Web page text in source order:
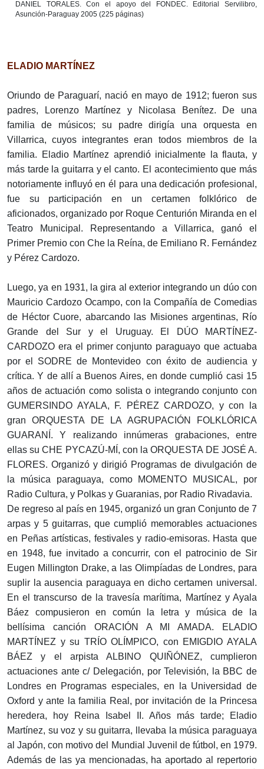
DANIEL TORALES. Con el apoyo del FONDEC. Editorial Servilibro,
Asunción-Paraguay 2005 (225 páginas)
ELADIO MARTÍNEZ
Oriundo de Paraguarí, nació en mayo de 1912; fueron sus
padres, Lorenzo Martínez y Nicolasa Benítez. De una
familia de músicos; su padre dirigía una orquesta en
Villarrica, cuyos integrantes eran todos miembros de la
familia. Eladio Martínez aprendió inicialmente la flauta, y
más tarde la guitarra y el canto. El acontecimiento que más
notoriamente influyó en él para una dedicación profesional,
fue su participación en un certamen folklórico de
aficionados, organizado por Roque Centurión Miranda en el
Teatro Municipal. Representando a Villarrica, ganó el
Primer Premio con Che la Reína, de Emiliano R. Fernández
y Pérez Cardozo.
Luego, ya en 1931, la gira al exterior integrando un dúo con
Mauricio Cardozo Ocampo, con la Compañía de Comedias
de Héctor Cuore, abarcando las Misiones argentinas, Río
Grande del Sur y el Uruguay. El DÚO MARTÍNEZ-
CARDOZO era el primer conjunto paraguayo que actuaba
por el SODRE de Montevideo con éxito de audiencia y
crítica. Y de allí a Buenos Aires, en donde cumplió casi 15
años de actuación como solista o integrando conjunto con
GUMERSINDO AYALA, F. PÉREZ CARDOZO, y con la
gran ORQUESTA DE LA AGRUPACIÓN FOLKLÓRICA
GUARANÍ. Y realizando innúmeras grabaciones, entre
ellas su CHE PYCAZÚ-MÍ, con la ORQUESTA DE JOSÉ A.
FLORES. Organizó y dirigió Programas de divulgación de
la música paraguaya, como MOMENTO MUSICAL, por
Radio Cultura, y Polkas y Guaranias, por Radio Rivadavia.
De regreso al país en 1945, organizó un gran Conjunto de 7
arpas y 5 guitarras, que cumplió memorables actuaciones
en Peñas artísticas, festivales y radio-emisoras. Hasta que
en 1948, fue invitado a concurrir, con el patrocinio de Sir
Eugen Millington Drake, a las Olimpíadas de Londres, para
suplir la ausencia paraguaya en dicho certamen universal.
En el transcurso de la travesía marítima, Martínez y Ayala
Báez compusieron en común la letra y música de la
bellísima canción ORACIÓN A MI AMADA. ELADIO
MARTÍNEZ y su TRÍO OLÍMPICO, con EMIGDIO AYALA
BÁEZ y el arpista ALBINO QUIÑÓNEZ, cumplieron
actuaciones ante c/ Delegación, por Televisión, la BBC de
Londres en Programas especiales, en la Universidad de
Oxford y ante la familia Real, por invitación de la Princesa
heredera, hoy Reina Isabel II. Años más tarde; Eladio
Martínez, su voz y su guitarra, llevaba la música paraguaya
al Japón, con motivo del Mundial Juvenil de fútbol, en 1979.
Además de las ya mencionadas, ha aportado al repertorio